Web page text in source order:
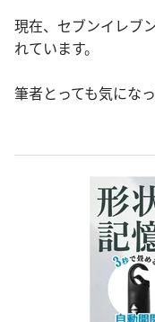
現在、セブンイレブ
れています。
筆者とっても気にな